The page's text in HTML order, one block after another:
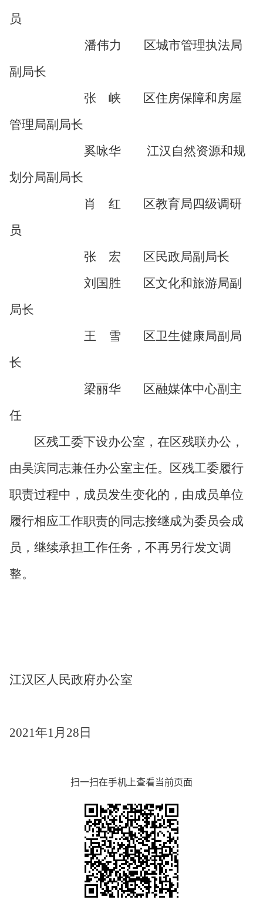
员
潘伟力
区城市管理执法局
副局长
张 峡
区住房保障和房屋
管理局副局长
奚咏华
江汉自然资源和规
划分局副局长
肖 红
区教育局四级调研
员
张 宏
区民政局副局长
刘国胜
区文化和旅游局副
局长
王 雪
区卫生健康局副局
长
梁丽华
区融媒体中心副主
任
区残工委下设办公室，在区残联办公，
由吴滨同志兼任办公室主任。区残工委履行
职责过程中，成员发生变化的，由成员单位
履行相应工作职责的同志接继成为委员会成
员，继续承担工作任务，不再另行发文调
整。
江汉区人民政府办公室
2021年1月 28 日
扫一扫在手机上查看当前页面